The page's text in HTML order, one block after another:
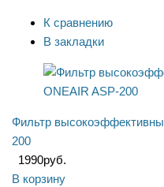
К сравнению
В закладки
Фильтр
200
1990руб.
В корзину